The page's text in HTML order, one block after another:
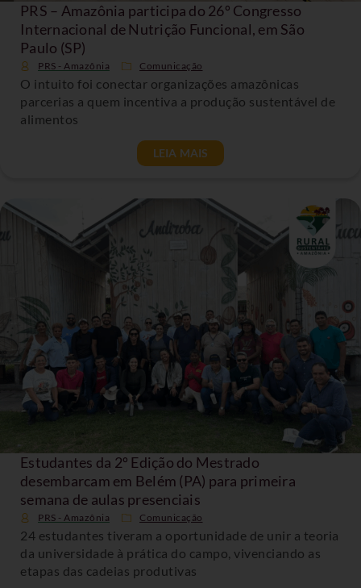
PRS – Amazônia participa do 26º Congresso
Internacional de Nutrição Funcional, em São
Paulo (SP)
PRS - Amazônia Comunicação
O intuito foi conectar organizações amazônicas
parcerias a quem incentiva a produção sustentável de
alimentos
LEIA MAIS
Estudantes da 2º Edição do Mestrado
desembarcam em Belém (PA) para primeira
semana de aulas presenciais
PRS - Amazônia Comunicação
24 estudantes tiveram a oportunidade de unir a teoria
da universidade à prática do campo, vivenciando as
etapas das cadeias produtivas